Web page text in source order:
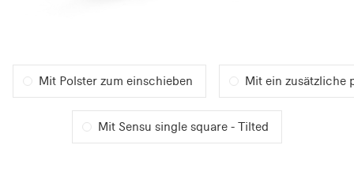
Mit Polster zum einschieben Mit ein zusätzliche
Mit Sensu single square - Tilted